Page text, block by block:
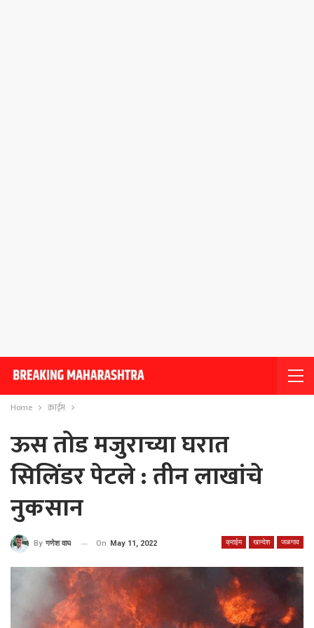
Home क्राईम
ऊस तोड मजुराच्या घरात
सिलिंडर पेटले : तीन लाखांचे
नुकसान
क्राईम खान्देश जळगाव
By गणेश वाघ On May 11, 2022